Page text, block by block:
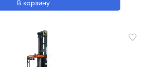
В корзину